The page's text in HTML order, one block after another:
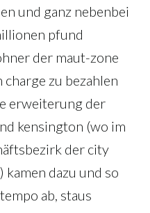
und ganz nebenbei
pfund
der maut-zone
zu bezahlen
erweiterung der
kensington (wo im
der city
dazu und so
ab, staus